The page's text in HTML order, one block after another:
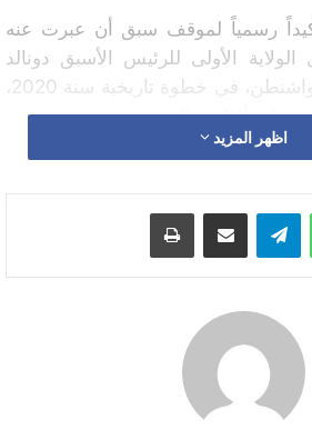
رسمياً لموقف سبق أن عبرت عنه
الولاية الأولى للرئيس الأسبق دونالد
ترامب، حين اعترفت واشنطن، في خطوة تاريخية سنة 2020،
على أقاليمه الجنوبية.
على متانة الشراكة بين الولايات
المبنية على المصالح المشتركة
الأمن والاستقرار في المنطقة.
التصريح صدى واسع على المستويين
في ظل استمرار المساعي الأممية
ومتوافق عليه لهذا النزاع المفتعل
اظهر المزيد
واتساب تيلقرام مشاركة عبر البريد طباعة